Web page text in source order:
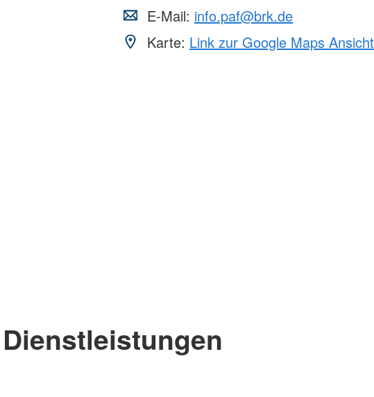
E-Mail: info.paf@brk.de
Karte: Link zur Google Maps Ansicht
Dienstleistungen